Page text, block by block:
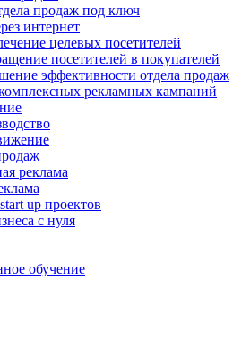
продаж под ключ
интернет
целевых посетителей
посетителей в покупателей
эффективности отдела продаж
комплексных рекламных кампаний
реклама
up проектов
с нуля
обучение